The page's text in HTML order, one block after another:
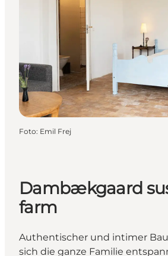
Foto: Emil Frej
Dambækgaard
farm
Authentischer und intimer
sich die ganze Familie